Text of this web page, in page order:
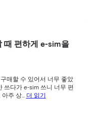
때 편하게 e-sim을
매할 수 있어서 너무 좋았
쓰다가 e-sim 쓰니 너무 편
주 상... 더 읽기